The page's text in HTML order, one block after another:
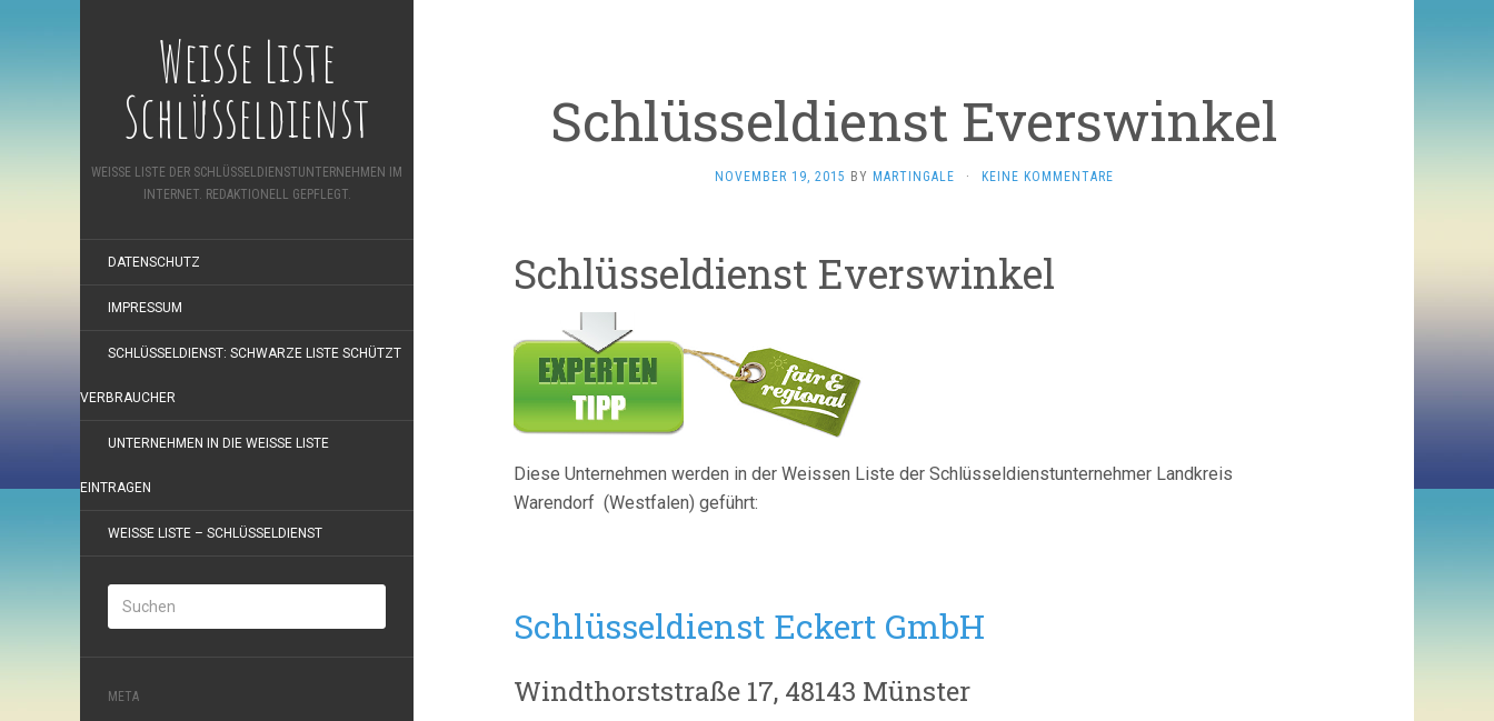
Weisse Liste
Schlüsseldienst
WEISSE LISTE DER SCHLÜSSELDIENSTUNTERNEHMEN IM
INTERNET. REDAKTIONELL GEPFLEGT.
DATENSCHUTZ
IMPRESSUM
SCHLÜSSELDIENST: SCHWARZE LISTE SCHÜTZT
VERBRAUCHER
UNTERNEHMEN IN DIE WEISSE LISTE
EINTRAGEN
WEISSE LISTE – SCHLÜSSELDIENST
META
Schlüsseldienst Everswinkel
NOVEMBER 19, 2015 BY MARTINGALE · KEINE KOMMENTARE
Schlüsseldienst Everswinkel
Diese Unternehmen werden in der Weissen Liste der Schlüsseldienstunternehmer Landkreis
Warendorf (Westfalen) geführt:
Schlüsseldienst Eckert GmbH
Windthorststraße 17, 48143 Münster